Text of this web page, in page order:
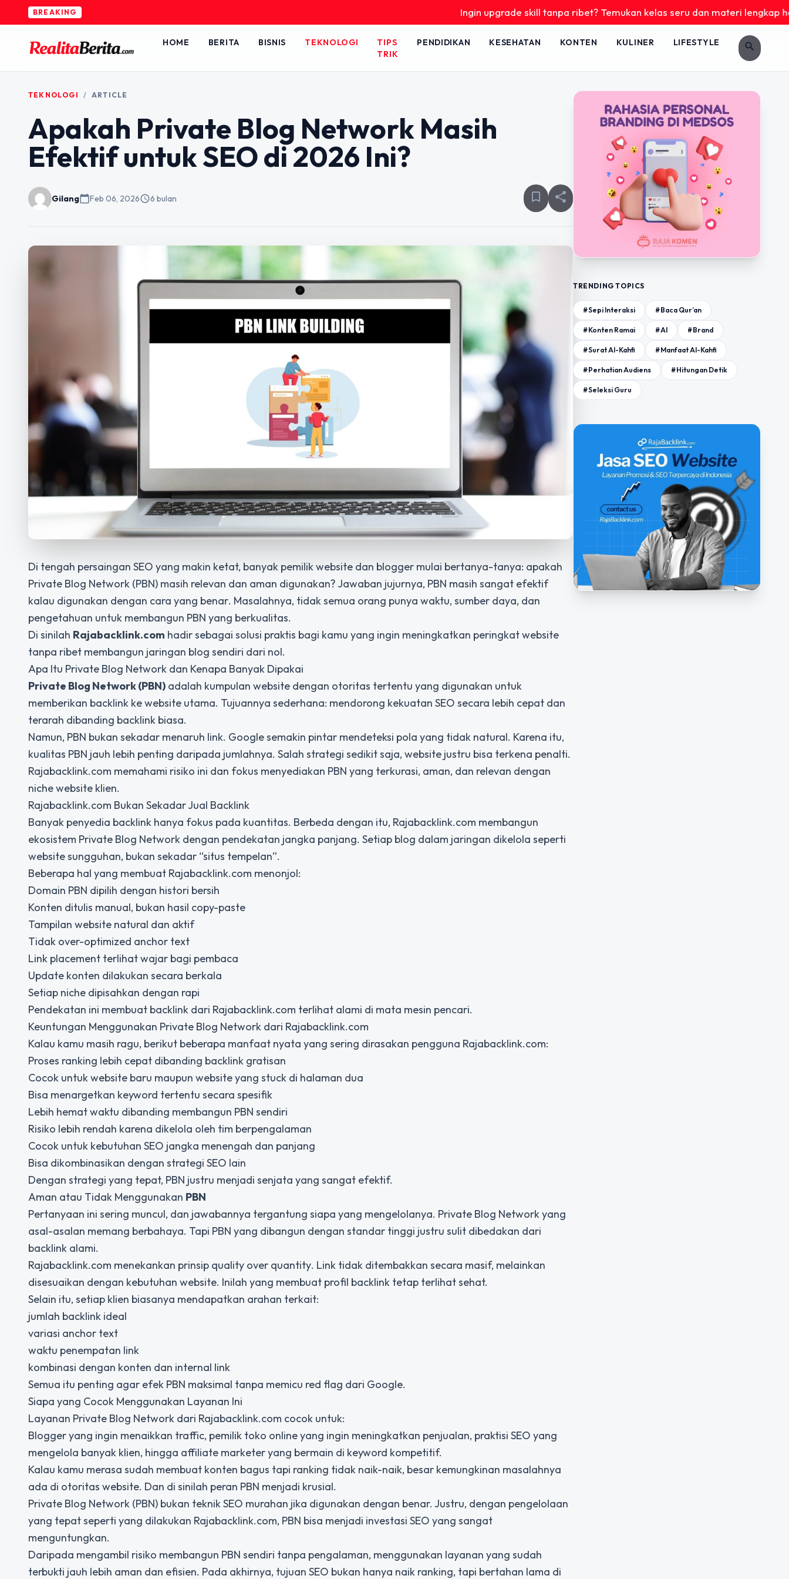
BREAKING Ingin upgrade skill tanpa ribet? Temukan kelas seru dan materi lengkap hanya di
HOME BERITA BISNIS TEKNOLOGI
TIPS
TRIK
PENDIDIKAN KESEHATAN KONTEN KULINER LIFESTYLE search
TEKNOLOGI / ARTICLE
Apakah Private Blog Network Masih
Efektif untuk SEO di 2026 Ini?
Gilangcalendar_todayFeb 06, 2026schedule6 bulan bookmark_border share
Di tengah persaingan SEO yang makin ketat, banyak pemilik website dan blogger mulai bertanya-tanya: apakah
Private Blog Network (PBN) masih relevan dan aman digunakan? Jawaban jujurnya, PBN masih sangat efektif
kalau digunakan dengan cara yang benar. Masalahnya, tidak semua orang punya waktu, sumber daya, dan
pengetahuan untuk membangun PBN yang berkualitas.
Di sinilah Rajabacklink.com hadir sebagai solusi praktis bagi kamu yang ingin meningkatkan peringkat website
tanpa ribet membangun jaringan blog sendiri dari nol.
Apa Itu Private Blog Network dan Kenapa Banyak Dipakai
Private Blog Network (PBN) adalah kumpulan website dengan otoritas tertentu yang digunakan untuk
memberikan backlink ke website utama. Tujuannya sederhana: mendorong kekuatan SEO secara lebih cepat dan
terarah dibanding backlink biasa.
Namun, PBN bukan sekadar menaruh link. Google semakin pintar mendeteksi pola yang tidak natural. Karena itu,
kualitas PBN jauh lebih penting daripada jumlahnya. Salah strategi sedikit saja, website justru bisa terkena penalti.
Rajabacklink.com memahami risiko ini dan fokus menyediakan PBN yang terkurasi, aman, dan relevan dengan
niche website klien.
Rajabacklink.com Bukan Sekadar Jual Backlink
Banyak penyedia backlink hanya fokus pada kuantitas. Berbeda dengan itu, Rajabacklink.com membangun
ekosistem Private Blog Network dengan pendekatan jangka panjang. Setiap blog dalam jaringan dikelola seperti
website sungguhan, bukan sekadar “situs tempelan”.
Beberapa hal yang membuat Rajabacklink.com menonjol:
Domain PBN dipilih dengan histori bersih
Konten ditulis manual, bukan hasil copy-paste
Tampilan website natural dan aktif
Tidak over-optimized anchor text
Link placement terlihat wajar bagi pembaca
Update konten dilakukan secara berkala
Setiap niche dipisahkan dengan rapi
Pendekatan ini membuat backlink dari Rajabacklink.com terlihat alami di mata mesin pencari.
Keuntungan Menggunakan Private Blog Network dari Rajabacklink.com
Kalau kamu masih ragu, berikut beberapa manfaat nyata yang sering dirasakan pengguna Rajabacklink.com:
Proses ranking lebih cepat dibanding backlink gratisan
Cocok untuk website baru maupun website yang stuck di halaman dua
Bisa menargetkan keyword tertentu secara spesifik
Lebih hemat waktu dibanding membangun PBN sendiri
Risiko lebih rendah karena dikelola oleh tim berpengalaman
Cocok untuk kebutuhan SEO jangka menengah dan panjang
Bisa dikombinasikan dengan strategi SEO lain
Dengan strategi yang tepat, PBN justru menjadi senjata yang sangat efektif.
Aman atau Tidak Menggunakan PBN
Pertanyaan ini sering muncul, dan jawabannya tergantung siapa yang mengelolanya. Private Blog Network yang
asal-asalan memang berbahaya. Tapi PBN yang dibangun dengan standar tinggi justru sulit dibedakan dari
backlink alami.
Rajabacklink.com menekankan prinsip quality over quantity. Link tidak ditembakkan secara masif, melainkan
disesuaikan dengan kebutuhan website. Inilah yang membuat profil backlink tetap terlihat sehat.
Selain itu, setiap klien biasanya mendapatkan arahan terkait:
jumlah backlink ideal
variasi anchor text
waktu penempatan link
kombinasi dengan konten dan internal link
Semua itu penting agar efek PBN maksimal tanpa memicu red flag dari Google.
Siapa yang Cocok Menggunakan Layanan Ini
Layanan Private Blog Network dari Rajabacklink.com cocok untuk:
Blogger yang ingin menaikkan traffic, pemilik toko online yang ingin meningkatkan penjualan, praktisi SEO yang
mengelola banyak klien, hingga affiliate marketer yang bermain di keyword kompetitif.
Kalau kamu merasa sudah membuat konten bagus tapi ranking tidak naik-naik, besar kemungkinan masalahnya
ada di otoritas website. Dan di sinilah peran PBN menjadi krusial.
Private Blog Network (PBN) bukan teknik SEO murahan jika digunakan dengan benar. Justru, dengan pengelolaan
yang tepat seperti yang dilakukan Rajabacklink.com, PBN bisa menjadi investasi SEO yang sangat
menguntungkan.
Daripada mengambil risiko membangun PBN sendiri tanpa pengalaman, menggunakan layanan yang sudah
terbukti jauh lebih aman dan efisien. Pada akhirnya, tujuan SEO bukan hanya naik ranking, tapi bertahan lama di
TRENDING TOPICS
#Sepi Interaksi #Baca Qur’an
#Konten Ramai #AI #Brand
#Surat Al-Kahfi #Manfaat Al-Kahfi
#Perhatian Audiens #Hitungan Detik
#Seleksi Guru